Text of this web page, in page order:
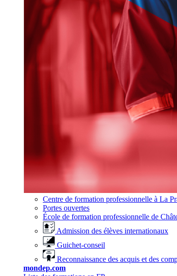
Centre de formation professionnelle à La
Portes ouvertes
École de formation professionnelle de
Admission des élèves internationaux
Guichet-conseil
Reconnaissance des acquis et des
mondep.com